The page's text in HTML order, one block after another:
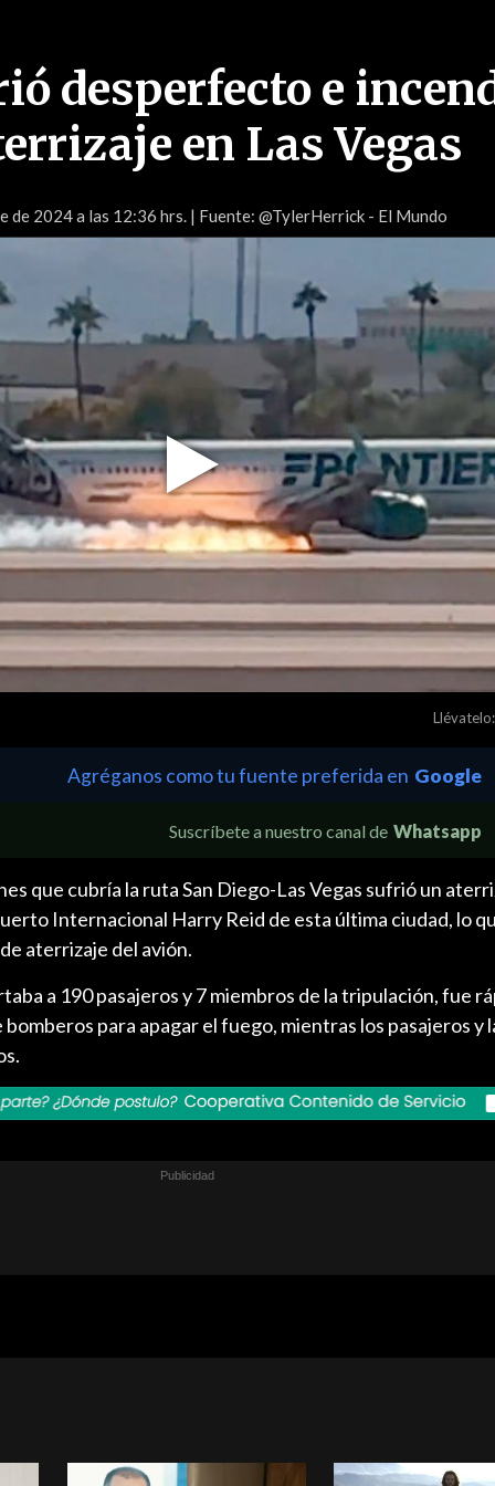
desperfecto e
en Las Vegas
de 2024 a las 12:36 hrs. | Fuente: @TylerHerrick - El Mundo
Play
Video
Llévatelo:
Agréganos como tu fuente preferida en Google
Suscríbete a nuestro canal de Whatsapp
que cubría la ruta San Diego-Las Vegas sufrió un
Internacional Harry Reid de esta última ciudad, lo
aterrizaje del avión.
a 190 pasajeros y 7 miembros de la tripulación, fue
para apagar el fuego, mientras los pasajeros y